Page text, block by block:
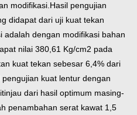
modifikasi. Hasil pengujian
didapat dari uji kuat tekan
adalah dengan modifikasi bahan
nilai 380,61 Kg/cm2 pada
kuat tekan sebesar 6,4% dari
kuat lentur dengan
dari hasil optimum masing-
penambahan serat kawat 1,5